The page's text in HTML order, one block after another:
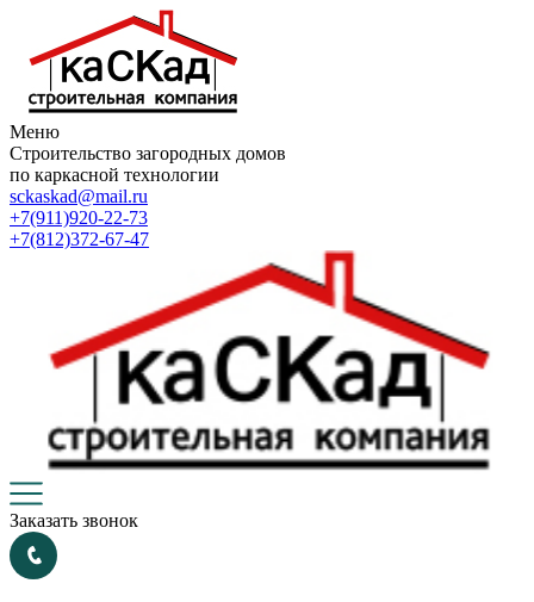
Меню
Строительство загородных домов
по каркасной технологии
sckaskad@mail.ru
+7(911)920-22-73
+7(812)372-67-47
Заказать звонок